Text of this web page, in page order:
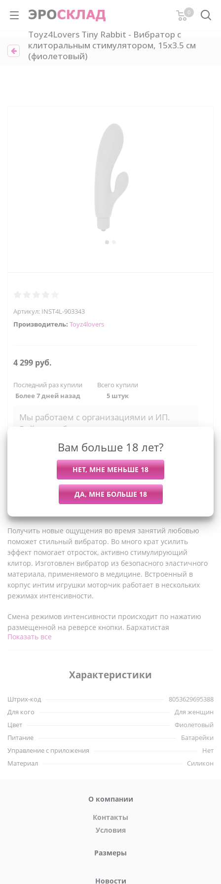
0
Toyz4Lovers Tiny Rabbit - Вибратор с
клиторальным стимулятором, 15х3.5 см
(фиолетовый)
Артикул: INST4L-903343
Производитель: Toyz4lovers
4 299 руб.
Последний раз купили
Более 7 дней назад
Всего купили
5 штук
Мы работаем с организациями и ИП.
Войти, чтобы увидеть оптовые цены
Описание
Получить новые ощущения во время занятий любовью
поможет стильный вибратор. Во много крат усилить
эффект помогает отросток, активно стимулирующий
клитор. Изготовлен вибратор из безопасного эластичного
материала, применяемого в медицине. Встроенный в
корпус интим игрушки моторчик работает в нескольких
режимах интенсивности.
Смена режимов интенсивности происходит по нажатию
размещенной на реверсе кнопки. Бархатистая
поверхность и эргономичная форма позволяют аксессуару
Характеристики вибратора:
страна изготовления – Toyz4lovers (Италия),
материал – медицинский силикон,
общая длина – 15 см,
рабочая длина – 9,5 см,
диаметр – 3,5 см,
работает от одной батарейки типа АА – не входит в
Показать все
Характеристики
Штрих-код
8053629695388
Для кого
Для женщин
Цвет
Фиолетовый
Питание
Батарейки
Управление с приложения
Нет
Материал
Силикон
О компании
Контакты
Условия
Размеры
Новости
Вам больше 18 лет?